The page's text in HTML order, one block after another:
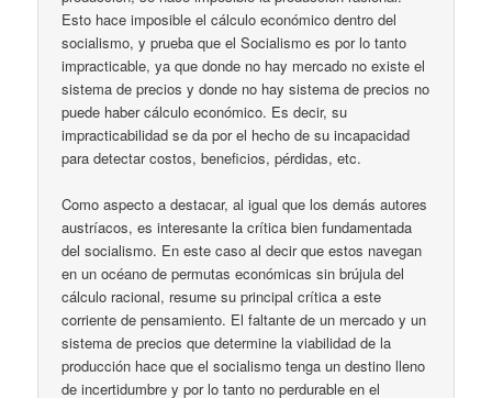
Esto hace imposible el cálculo económico dentro del
socialismo, y prueba que el Socialismo es por lo tanto
impracticable, ya que donde no hay mercado no existe el
sistema de precios y donde no hay sistema de precios no
puede haber cálculo económico. Es decir, su
impracticabilidad se da por el hecho de su incapacidad
para detectar costos, beneficios, pérdidas, etc.
Como aspecto a destacar, al igual que los demás autores
austríacos, es interesante la crítica bien fundamentada
del socialismo. En este caso al decir que estos navegan
en un océano de permutas económicas sin brújula del
cálculo racional, resume su principal crítica a este
corriente de pensamiento. El faltante de un mercado y un
sistema de precios que determine la viabilidad de la
producción hace que el socialismo tenga un destino lleno
de incertidumbre y por lo tanto no perdurable en el